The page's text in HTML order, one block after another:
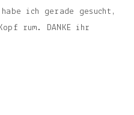
habe ich gerade gesucht,
rum. DANKE ihr